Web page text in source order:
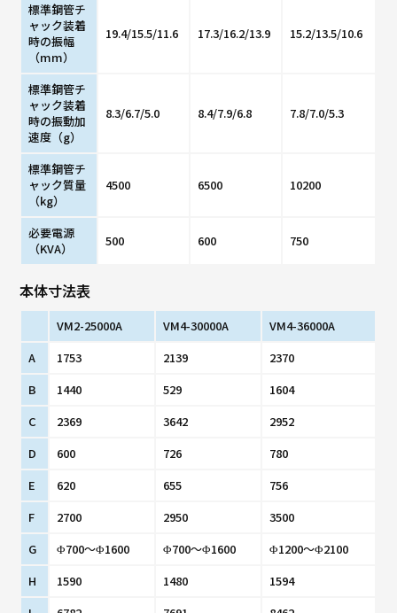
標準鋼管チ
ャック装着
時の振幅
（mm）
19.4/15.5/11.6 17.3/16.2/13.9 15.2/13.5/10.6
標準鋼管チ
ャック装着
時の振動加
速度（g）
8.3/6.7/5.0 8.4/7.9/6.8 7.8/7.0/5.3
標準鋼管チ
ャック質量
（kg）
4500 6500 10200
必要電源
（KVA）
500 600 750
本体寸法表
VM2-25000A VM4-30000A
VM4-36000A
A
1753 2139
2370
B
1440 529
1604
C
2369 3642
2952
D
600 726
780
E
620 655
756
F
2700 2950
3500
G
Φ700～Φ1600 Φ700～Φ1600
Φ1200～Φ2100
H
1590 1480
1594